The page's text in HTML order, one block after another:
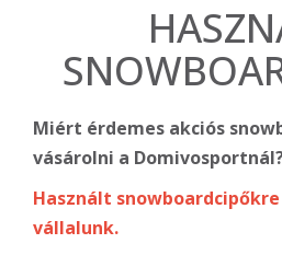
Miért érdemes akciós
vásárolni a
Használt
vállalunk.